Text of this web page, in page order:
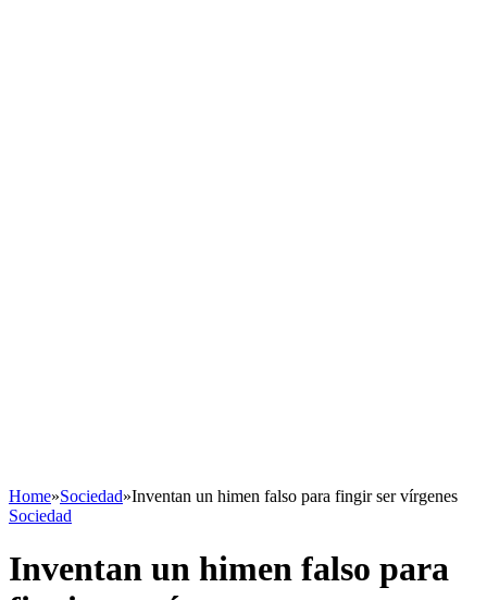
Home»Sociedad»Inventan un himen falso para fingir ser vírgenes
Sociedad
Inventan un himen falso para